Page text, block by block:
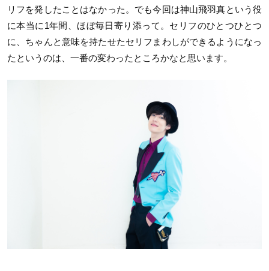
リフを発したことはなかった。でも今回は神山飛羽真という役
に本当に1年間、ほぼ毎日寄り添って。セリフのひとつひとつ
に、ちゃんと意味を持たせたセリフまわしができるようになっ
たというのは、一番の変わったところかなと思います。